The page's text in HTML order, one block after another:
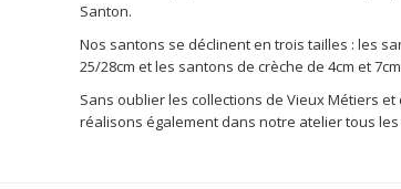
Santon.
Nos santons se déclinent en trois tailles : les
25/28cm et les santons de crèche de 4cm et
Sans oublier les collections de Vieux Métiers
réalisons également dans notre atelier tous